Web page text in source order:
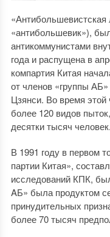
«Антибольшевистская
«антибольшевик»),
антикоммунистами
года и распущена в
компартия Китая
от членов «группы
Цзянси. Во время
более 120 видов
десятки тысяч человек.
В 1991 году в первом
партии Китая»,
исследований КПК,
AБ» была продуктом
принудительных
более 70 тысяч